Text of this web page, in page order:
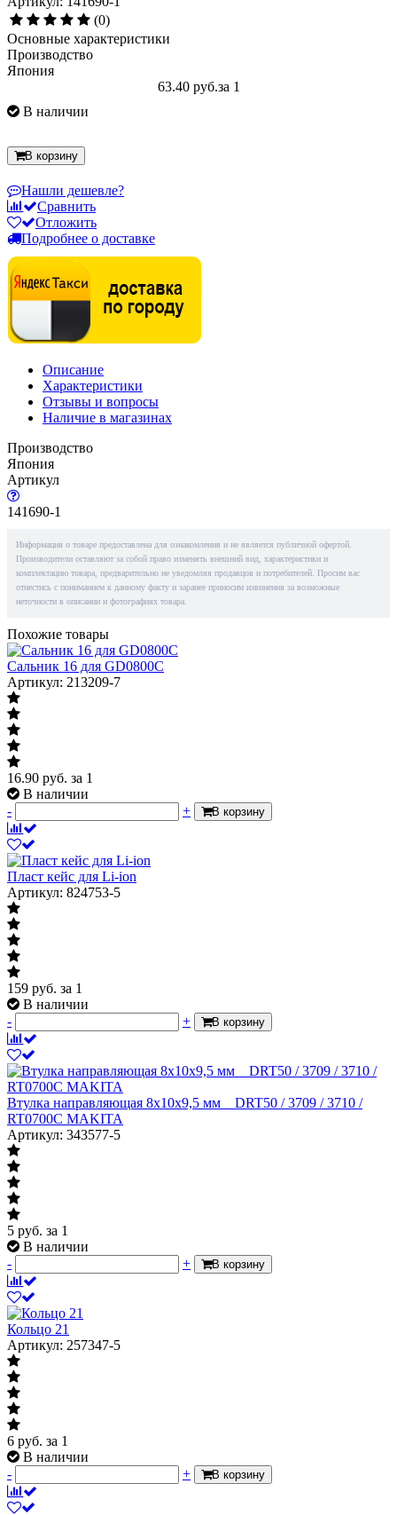
(0)
Основные характеристики
Производство
Япония
63.40 руб.за 1
В наличии
В корзину
Нашли дешевле?
Сравнить
Отложить
Подробнее о доставке
Описание
Характеристики
Отзывы и вопросы
Наличие в магазинах
Производство
Япония
Артикул
141690-1
Информация о товаре предоставлена для ознакомления и не является публичной офертой.
Производители оставляют за собой право изменять внешний вид, характеристики и
комплектацию товара, предварительно не уведомляя продавцов и потребителей. Просим вас
отнестись с пониманием к данному факту и заранее приносим извинения за возможные
неточности в описании и фотографиях товара.
Похожие товары
Сальник 16 для GD0800C
Артикул: 213209-7
16.90 руб. за 1
В наличии
-
+ В корзину
Пласт кейс для Li-ion
Артикул: 824753-5
159 руб. за 1
В наличии
-
+ В корзину
Втулка направляющая 8x10x9,5 мм__DRT50 / 3709 / 3710 /
RT0700C MAKITA
Артикул: 343577-5
5 руб. за 1
В наличии
-
+ В корзину
Кольцо 21
Артикул: 257347-5
6 руб. за 1
В наличии
-
+ В корзину